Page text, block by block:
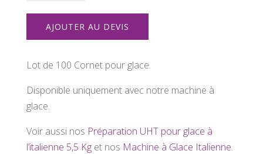
Cornet
Glace
AJOUTER AU DEVIS
Lot de 100 Cornet pour glace.
Disponible uniquement avec notre machine à
glace.
Voir aussi nos Préparation UHT pour glace à
l’italienne 5,5 Kget nos Machine à Glace Italienne.